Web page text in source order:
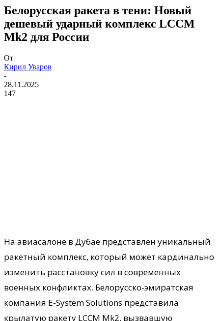
Белорусская ракета в тени: Новый
дешевый ударный комплекс LCCM
Mk2 для России
От
Кирил Уваров
-
28.11.2025
147
На авиасалоне в Дубае представлен уникальный
ракетный комплекс, который может кардинально
изменить расстановку сил в современных
военных конфликтах. Белорусско-эмиратская
компания E-System Solutions представила
крылатую ракету LCCM Mk2, вызвавшую